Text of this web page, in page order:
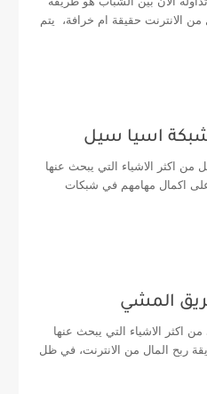
من الانترنت حقيقة ام خرافة، يتم
اسيا سيل
اكثر الاشياء التي يبحث عنها
اكمال مهامهم في شبكات
المشي
اكثر الاشياء التي يبحث عنها
ربح المال من الانترنت، في ظل